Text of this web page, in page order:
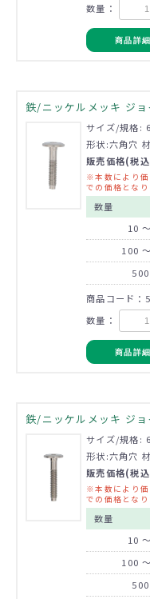
数量：
商品詳
鉄/ニッケルメッキ ジ
サイズ/規格:
形状:六角穴
販売価格(税
※本数により価
での価格となり
数量
10
100
商品コード：
数量：
商品詳
鉄/ニッケルメッキ ジ
サイズ/規格:
形状:六角穴
販売価格(税
※本数により価
での価格となり
数量
10
100